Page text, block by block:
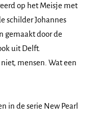
op het Meisje met
schilder Johannes
gemaakt door de
uit Delft.
mensen. Wat een
in de serie New Pearl